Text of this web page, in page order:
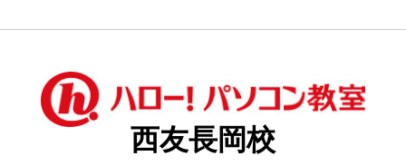
西友長岡校